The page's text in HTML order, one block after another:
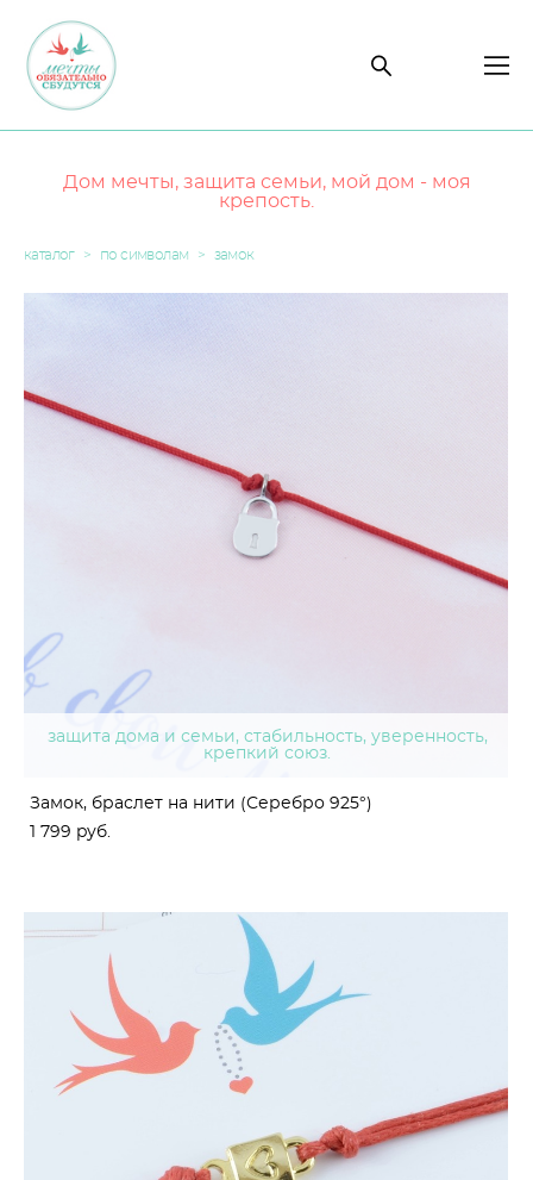
Дом мечты, защита семьи, мой дом - моя
крепость.
каталог > по символам > замок
защита дома и семьи, стабильность, уверенность,
крепкий союз.
Замок, браслет на нити (Серебро 925°)
1 799 pуб.